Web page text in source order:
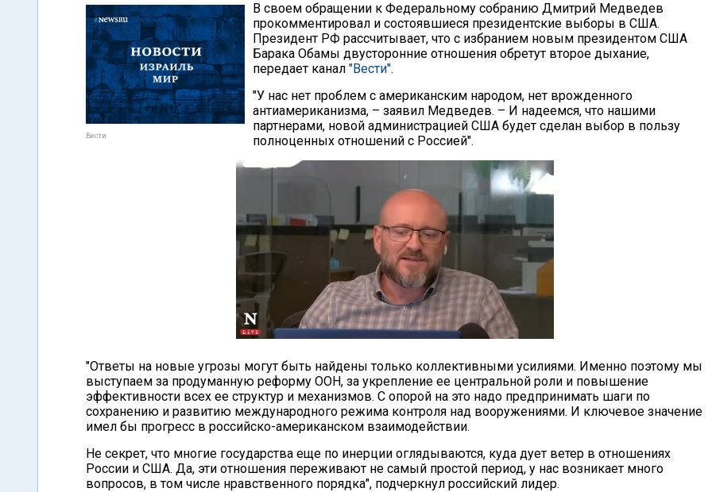
Вести
В своем обращении к Федеральному собранию Дмитрий Медведев
прокомментировал и состоявшиеся президентские выборы в США.
Президент РФ рассчитывает, что с избранием новым президентом США
Барака Обамы двусторонние отношения обретут второе дыхание,
передает канал "Вести".
"У нас нет проблем с американским народом, нет врожденного
антиамериканизма, – заявил Медведев. – И надеемся, что нашими
партнерами, новой администрацией США будет сделан выбор в пользу
полноценных отношений с Россией".
"Ответы на новые угрозы могут быть найдены только коллективными усилиями. Именно поэтому мы
выступаем за продуманную реформу ООН, за укрепление ее центральной роли и повышение
эффективности всех ее структур и механизмов. С опорой на это надо предпринимать шаги по
сохранению и развитию международного режима контроля над вооружениями. И ключевое значение
имел бы прогресс в российско-американском взаимодействии.
Не секрет, что многие государства еще по инерции оглядываются, куда дует ветер в отношениях
России и США. Да, эти отношения переживают не самый простой период, у нас возникает много
вопросов, в том числе нравственного порядка", подчеркнул российский лидер.